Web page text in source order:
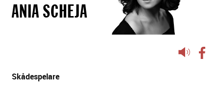
ANIA SCHEJA
Lyssna
Skådespelare